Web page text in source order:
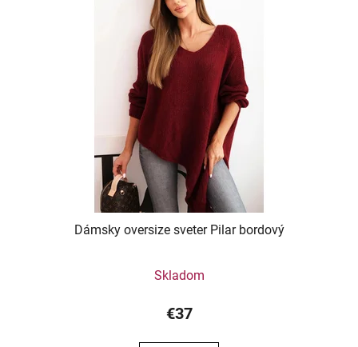
Dámsky oversize sveter Pilar bordový
Skladom
€37